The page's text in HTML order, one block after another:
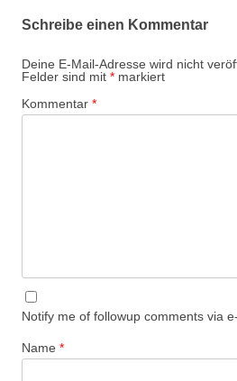
Schreibe einen Kommentar
Deine E-Mail-Adresse wird nicht
Felder sind mit * markiert
Kommentar *
Notify me of followup comments via
Name *